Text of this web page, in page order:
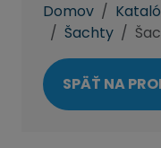
Domov
Šachty
SPÄŤ NA